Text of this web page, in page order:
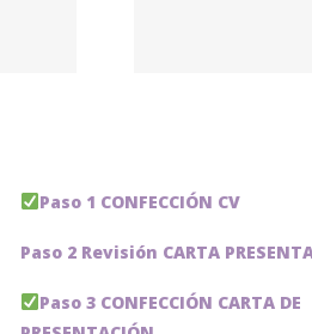
Paso 1 CONFECCIÓN CV
Paso 2 Revisión CARTA
Paso 3 CONFECCIÓN CARTA DE